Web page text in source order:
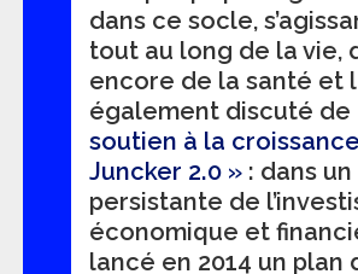
dans ce socle,
tout au long de la vie,
encore de la santé et
également discuté de
soutien à la
Juncker 2.0 » : dans
persistante de
économique et
lancé en 2014 un plan